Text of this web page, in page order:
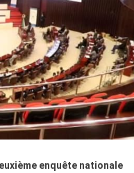
enquête nationale